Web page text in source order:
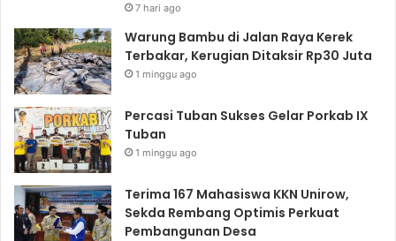
7 hari ago
Warung Bambu di Jalan Raya Kerek
Terbakar, Kerugian Ditaksir Rp30 Juta
1 minggu ago
Percasi Tuban Sukses Gelar Porkab IX
Tuban
1 minggu ago
Terima 167 Mahasiswa KKN Unirow,
Sekda Rembang Optimis Perkuat
Pembangunan Desa